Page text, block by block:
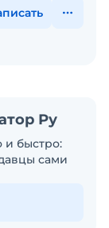
Ру
и быстро:
сами